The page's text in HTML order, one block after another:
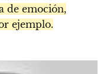
de emoción,
ejemplo.